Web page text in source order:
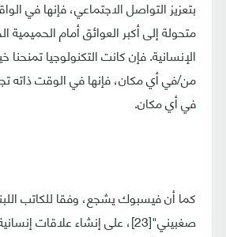
بتعزيز التواصل الاجتماعي، فإنها في
متحولة إلى أكبر العوائق أمام الحميمية
الإنسانية. فإن كانت التكنولوجيا تمنحنا
من/في أي مكان، فإنها في الوقت ذاته
في أي مكان.
كما أن فيسبوك يشجع، وفقا للكاتب
صغبيني"[23]، على إنشاء علاقات